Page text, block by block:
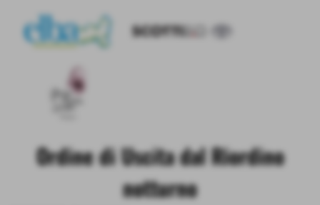
Ordine di Uscita dal Riordino
notturno